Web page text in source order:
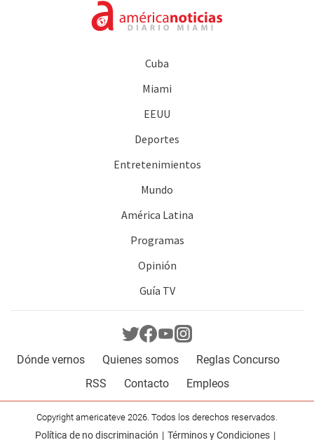
Cuba
Miami
EEUU
Deportes
Entretenimientos
Mundo
América Latina
Programas
Opinión
Guía TV
Dónde vernos Quienes somos
Reglas Concurso
RSS
Contacto Empleos
Copyright americateve 2026. Todos los derechos reservados.
Política de no discriminación Términos y Condiciones